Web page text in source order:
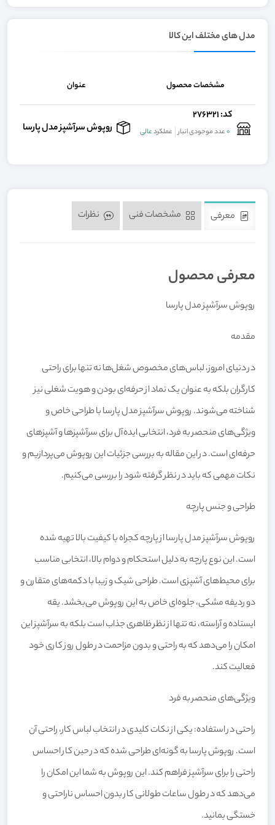
مدل های مختلف این کالا
مشخصات محصول عنوان
کد: 276321
0عدد موجودی انبار عملکردعالی روپوش سرآشپز مدل پارسا
معرفی
معرفی محصول
روپوش سرآشپز مدل پارسا
مقدمه
در دنیای امروز، لباس‌های مخصوص شغل‌ها نه تنها برای راحتی
کارگران بلکه به عنوان یک نماد از حرفه‌ای بودن و هویت شغلی نیز
شناخته می‌شوند. روپوش سرآشپز مدل پارسا با طراحی خاص و
ویژگی‌های منحصر به فرد، انتخابی ایده‌آل برای سرآشپزها و آشپزهای
حرفه‌ای است. در این مقاله به بررسی جزئیات این روپوش می‌پردازیم و
نکات مهمی که باید در نظر گرفته شود را بررسی می‌کنیم.
طراحی و جنس پارچه
روپوش سرآشپز مدل پارسا از پارچه کجراه با کیفیت بالا تهیه شده
است. این نوع پارچه به دلیل استحکام و دوام بالا، انتخابی مناسب
برای محیط‌های آشپزی است. طراحی شیک و زیبا با دکمه‌های متقارن و
دو ردیفه مشکی، جلوه‌ای خاص به این روپوش می‌بخشد. یقه
ایستاده و آراسته، نه تنها از نظر ظاهری جذاب است بلکه به سرآشپز این
امکان را می‌دهد که به راحتی و بدون مزاحمت در طول روز کاری خود
فعالیت کند.
ویژگی‌های منحصر به فرد
راحتی در استفاده: یکی از نکات کلیدی در انتخاب لباس کار، راحتی آن
است. روپوش پارسا به گونه‌ای طراحی شده که در حین کار احساس
راحتی را برای سرآشپز فراهم کند. این روپوش به شما این امکان را
می‌دهد که در طول ساعات طولانی کار بدون احساس ناراحتی و
خستگی بمانید.